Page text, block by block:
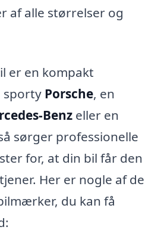
af alle størrelser og
er en kompakt
sporty Porsche, en
Benz eller en
sørger professionelle
for, at din bil får den
Her er nogle af de
du kan få